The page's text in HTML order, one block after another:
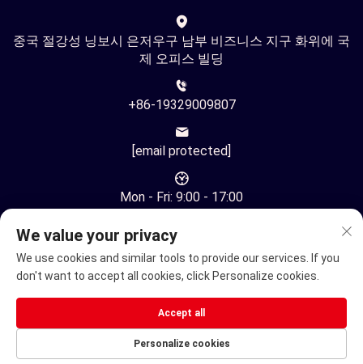
중국 절강성 닝보시 은저우구 남부 비즈니스 지구 화위에 국
제 오피스 빌딩
+86-19329009807
[email protected]
Mon - Fri: 9:00 - 17:00
저작권 © 중국 닝보 유환 자동화 기술 유한회사. 모든 권리 보유
개인정보 보호정책
전기 휠체어 전동 이동 스쿠터
We value your privacy
We use cookies and similar tools to provide our services. If you
don't want to accept all cookies, click Personalize cookies.
Personalize cookies
Accept all